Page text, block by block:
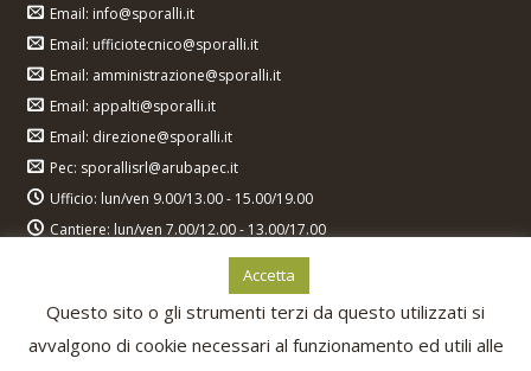
Email: info@sporalli.it
Email: ufficiotecnico@sporalli.it
Email: amministrazione@sporalli.it
Email: appalti@sporalli.it
Email: direzione@sporalli.it
Pec: sporallisrl@arubapec.it
Ufficio: lun/ven 9.00/13.00 - 15.00/19.00
Cantiere: lun/ven 7.00/12.00 - 13.00/17.00
COPYRIGHT © 2026 SPORALLI - PARTITA IVA:
Accetta
Questo sito o gli strumenti terzi da questo utilizzati si
avvalgono di cookie necessari al funzionamento ed utili alle